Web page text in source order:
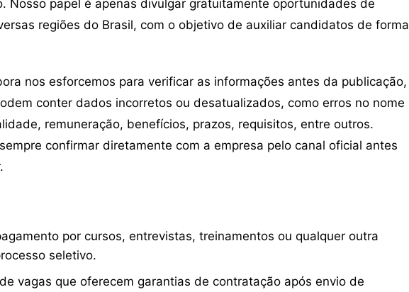
Nosso papel é apenas divulgar gratuitamente oportunidades de
regiões do Brasil, com o objetivo de auxiliar candidatos de forma
nos esforcemos para verificar as informações antes da publicação,
conter dados incorretos ou desatualizados, como erros no nome
remuneração, benefícios, prazos, requisitos, entre outros.
confirmar diretamente com a empresa pelo canal oficial antes
por cursos, entrevistas, treinamentos ou qualquer outra
seletivo.
vagas que oferecem garantias de contratação após envio de